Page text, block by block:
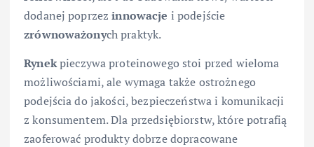
dodanej poprzezinnowacje i podejście
zrównoważonych praktyk.
Rynekpieczywa proteinowego stoi przed wieloma
możliwościami, ale wymaga także ostrożnego
podejścia do jakości, bezpieczeństwa i komunikacji
z konsumentem. Dla przedsiębiorstw, które potrafią
zaoferować produkty dobrze dopracowane